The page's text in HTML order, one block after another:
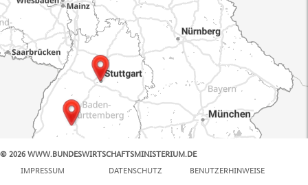
© 2026 WWW.BUNDESWIRTSCHAFTSMINISTERIUM.DE
IMPRESSUM
DATENSCHUTZ BENUTZERHINWEISE